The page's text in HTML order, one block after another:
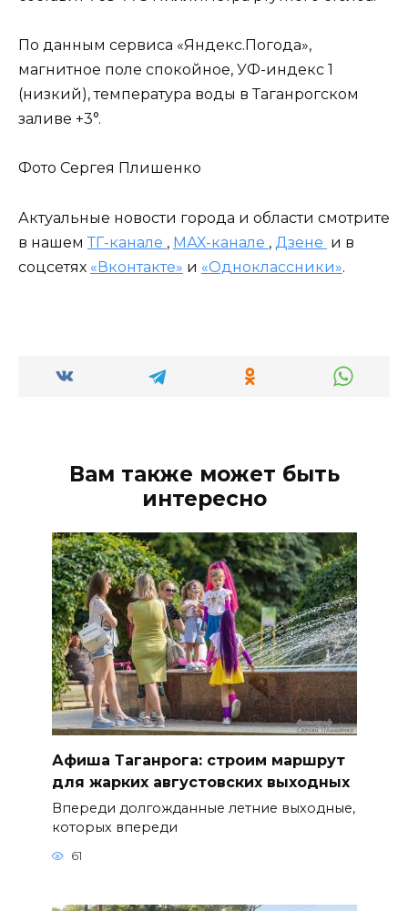
По данным сервиса «Яндекс.Погода»,
магнитное поле спокойное, УФ-индекс 1
(низкий), температура воды в Таганрогском
заливе +3°.
Фото Сергея Плишенко
Актуальные новости города и области смотрите
в нашем ТГ-канале , МАХ-канале , Дзене и в
соцсетях «Вконтакте» и «Одноклассники».
Вам также может быть
интересно
Афиша Таганрога: строим маршрут
для жарких августовских выходных
Впереди долгожданные летние выходные,
которых впереди
61